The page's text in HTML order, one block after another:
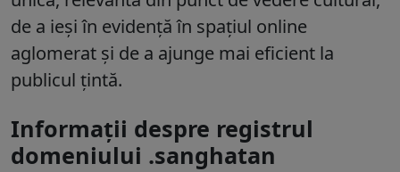
de a ieși în evidență în spațiul online
aglomerat și de a ajunge mai eficient la
publicul țintă.
Informații despre registrul
domeniului .sanghatan